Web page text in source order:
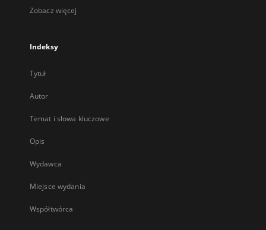
Zobacz więcej
Indeksy
Tytuł
Autor
Temat i słowa kluczowe
Opis
Wydawca
Miejsce wydania
Współtwórca